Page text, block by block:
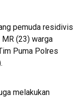
pemuda residivis
(23) warga
Puma Polres
melakukan